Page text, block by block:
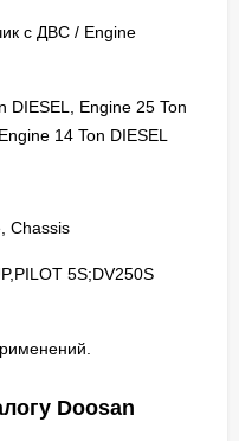
с ДВС / Engine
DIESEL, Engine 25 Ton
14 Ton DIESEL
Chassis
5S;DV250S
Doosan